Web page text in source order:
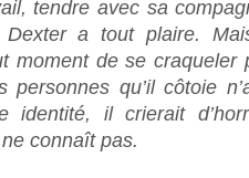
tendre avec sa
Dexter a tout plaire.
moment de se craqueler
personnes qu’il côtoie
identité, il crierait
connaît pas.